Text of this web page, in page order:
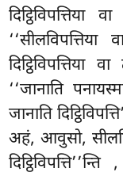
‘‘सीलविपत्तिया
‘‘जानाति
जानाति
अहं, आवुसो,
दिट्ठिविपत्ति’’न्ति